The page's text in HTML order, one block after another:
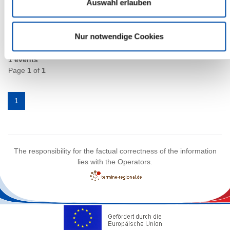
Auswahl erlauben
Nur notwendige Cookies
more info
1 events
Page 1 of 1
1
The responsibility for the factual correctness of the information
lies with the Operators.